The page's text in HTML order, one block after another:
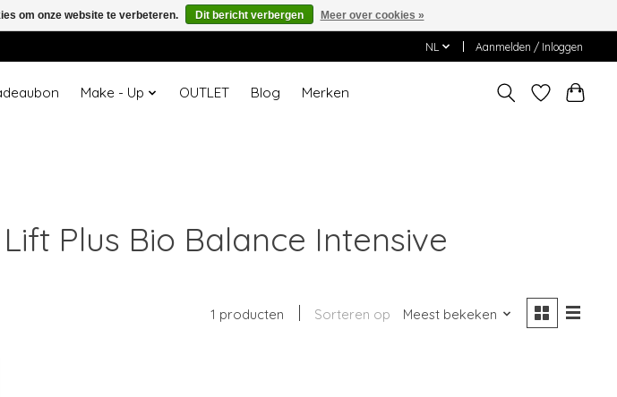
NL Aanmelden / Inloggen
Make - Up OUTLET Blog Merken
Plus Bio Balance Intensive
1 producten Sorteren op Meest bekeken
om onze website te verbeteren. Dit bericht verbergen Meer over cookies »